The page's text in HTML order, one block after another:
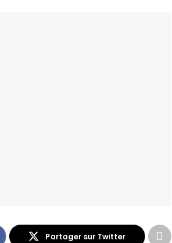
Partager sur Twitter